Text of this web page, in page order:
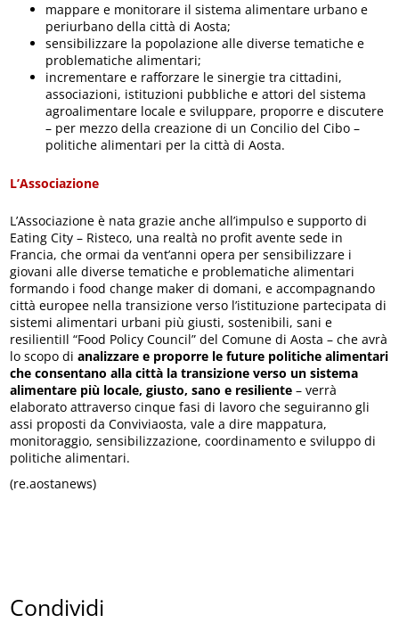
mappare e monitorare il sistema alimentare urbano e
periurbano della città di Aosta;
sensibilizzare la popolazione alle diverse tematiche e
problematiche alimentari;
incrementare e rafforzare le sinergie tra cittadini,
associazioni, istituzioni pubbliche e attori del sistema
agroalimentare locale e sviluppare, proporre e discutere
– per mezzo della creazione di un Concilio del Cibo –
politiche alimentari per la città di Aosta.
L’Associazione
L’Associazione è nata grazie anche all’impulso e supporto di
Eating City – Risteco, una realtà no profit avente sede in
Francia, che ormai da vent’anni opera per sensibilizzare i
giovani alle diverse tematiche e problematiche alimentari
formando i food change maker di domani, e accompagnando
città europee nella transizione verso l’istituzione partecipata di
sistemi alimentari urbani più giusti, sostenibili, sani e
resilientiIl “Food Policy Council” del Comune di Aosta – che avrà
lo scopo di analizzare e proporre le future politiche alimentari
che consentano alla città la transizione verso un sistema
alimentare più locale, giusto, sano e resiliente – verrà
elaborato attraverso cinque fasi di lavoro che seguiranno gli
assi proposti da Conviviaosta, vale a dire mappatura,
monitoraggio, sensibilizzazione, coordinamento e sviluppo di
politiche alimentari.
(re.aostanews)
Condividi